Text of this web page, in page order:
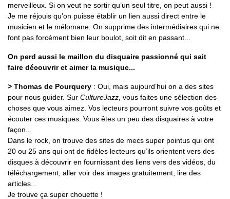
merveilleux. Si on veut ne sortir qu’un seul titre, on peut aussi !
Je me réjouis qu’on puisse établir un lien aussi direct entre le
musicien et le mélomane. On supprime des intermédiaires qui ne
font pas forcément bien leur boulot, soit dit en passant...
On perd aussi le maillon du disquaire passionné qui sait
faire découvrir et aimer la musique...
> Thomas de Pourquery : Oui, mais aujourd’hui on a des sites
pour nous guider. Sur CultureJazz , vous faites une sélection des
choses que vous aimez. Vos lecteurs pourront suivre vos goûts et
écouter ces musiques. Vous êtes un peu des disquaires à votre
façon...
Dans le rock, on trouve des sites de mecs super pointus qui ont
20 ou 25 ans qui ont de fidèles lecteurs qu’ils orientent vers des
disques à découvrir en fournissant des liens vers des vidéos, du
téléchargement, aller voir des images gratuitement, lire des
articles...
Je trouve ça super chouette !